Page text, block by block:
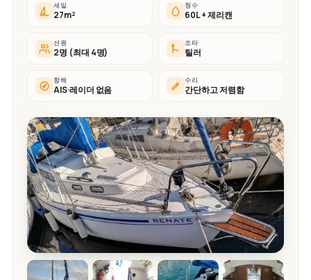
세일
27m²
청수
60L + 제리캔
선원
2명 (최대 4명)
조타
틸러
항해
AIS·레이더 없음
수리
간단하고 저렴함